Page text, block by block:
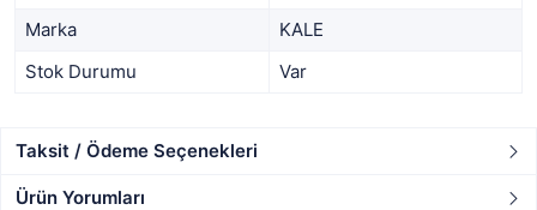
Marka
KALE
Stok Durumu
Var
Taksit / Ödeme Seçenekleri
Ürün Yorumları